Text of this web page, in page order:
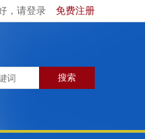
，请登录 免费注册